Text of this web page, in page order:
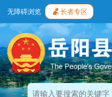
无障碍浏览 长者专区